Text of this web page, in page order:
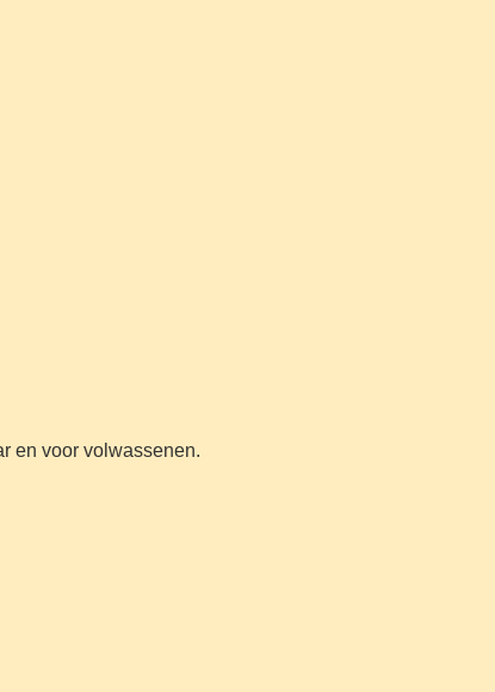
en voor volwassenen.